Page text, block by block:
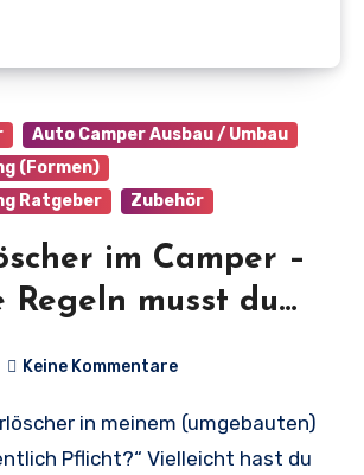
Auto Camper Ausbau / Umbau
(Formen)
Ratgeber
Zubehör
im Camper –
Regeln musst du
Keine Kommentare
Pflicht?“ Vielleicht hast du